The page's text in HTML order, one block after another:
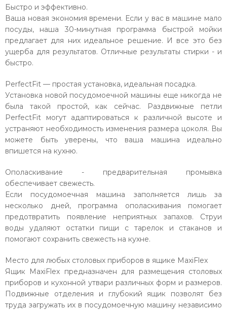
Быстро и эффективно.
Ваша новая экономия времени. Если у вас в машине мало
посуды, наша 30-минутная программа быстрой мойки
предлагает для них идеальное решение. И все это без
ущерба для результатов. Отличные результаты стирки - и
быстро.
PerfectFit — простая установка, идеальная посадка.
Установка новой посудомоечной машины еще никогда не
была такой простой, как сейчас. Раздвижные петли
PerfectFit могут адаптироваться к различной высоте и
устраняют необходимость изменения размера цоколя. Вы
можете быть уверены, что ваша машина идеально
впишется на кухню.
Ополаскивание - предварительная промывка
обеспечивает свежесть.
Если посудомоечная машина заполняется лишь за
несколько дней, программа ополаскивания помогает
предотвратить появление неприятных запахов. Струи
воды удаляют остатки пищи с тарелок и стаканов и
помогают сохранить свежесть на кухне.
Место для любых столовых приборов в ящике MaxiFlex
Ящик MaxiFlex предназначен для размещения столовых
приборов и кухонной утвари различных форм и размеров.
Подвижные отделения и глубокий ящик позволят без
труда загружать их в посудомоечную машину независимо